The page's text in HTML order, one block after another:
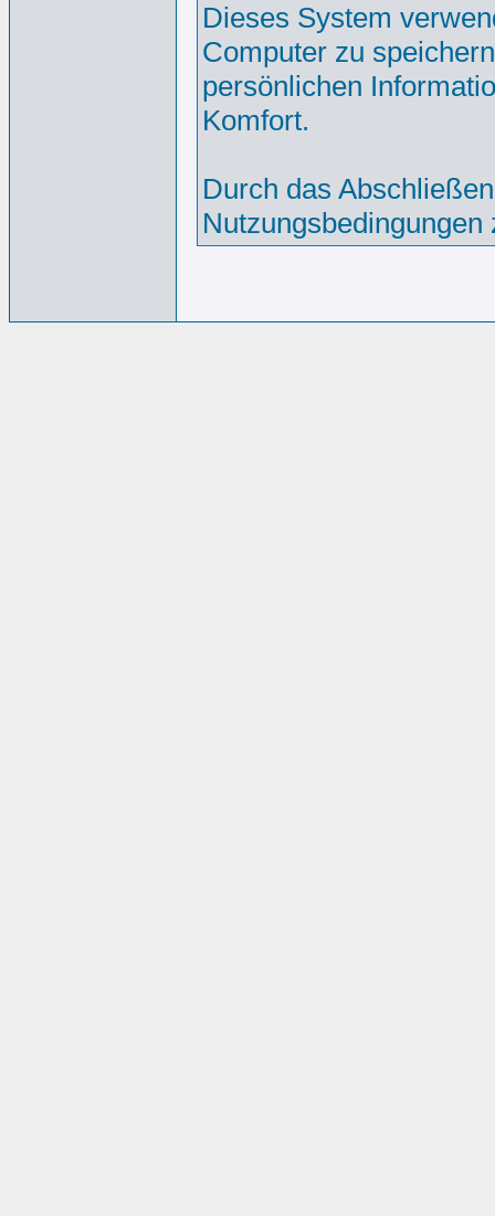
Dieses System
Computer zu
persönlichen
Komfort.
Durch das
Nutzungsbedingungen